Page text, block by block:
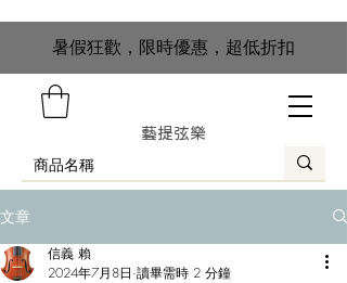
藝提弦樂
​暑假狂歡，限時優惠，超低折扣
文章
信義 賴
2024年7月8日 讀畢需時 2 分鐘